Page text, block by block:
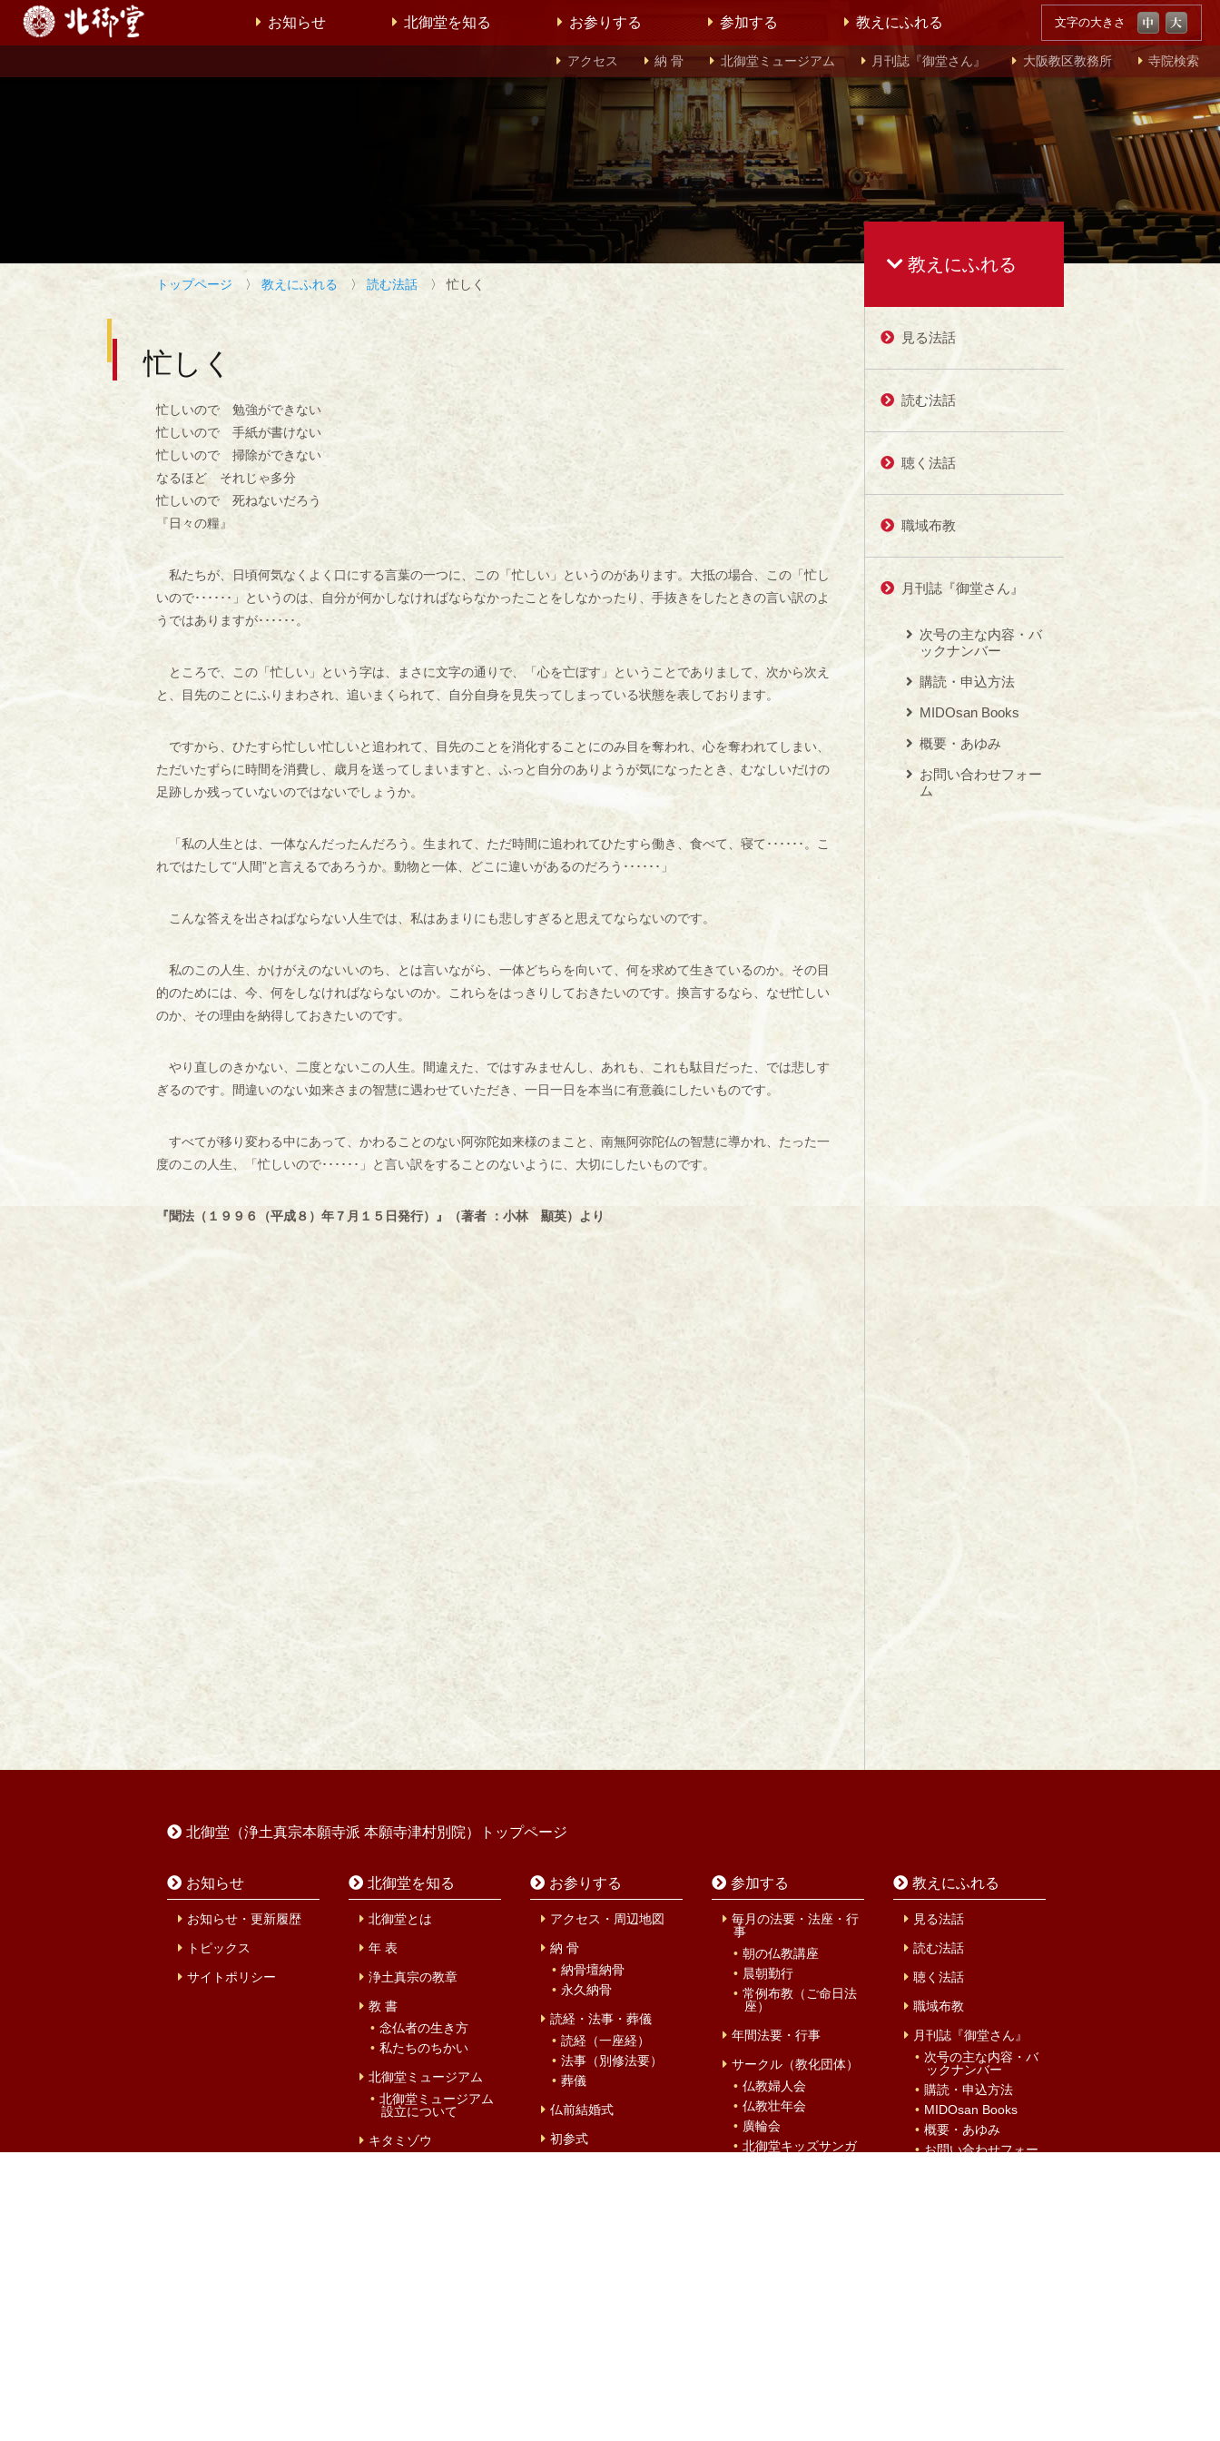
文字の大きさ
お知らせ 北御堂を知る お参りする 参加する 教えにふれる
アクセス 納 骨 北御堂ミュージアム 月刊誌『御堂さん』 大阪教区教務所 寺院検索
トップページ 〉 教えにふれる 〉 読む法話 〉 忙しく
忙しく
忙しいので 勉強ができない
忙しいので 手紙が書けない
忙しいので 掃除ができない
なるほど それじゃ多分
忙しいので 死ねないだろう
『日々の糧』
私たちが、日頃何気なくよく口にする言葉の一つに、この「忙しい」というのがあります。大抵の場合、この「忙し
いので･･････」というのは、自分が何かしなければならなかったことをしなかったり、手抜きをしたときの言い訳のよ
うではありますが･･････。
ところで、この「忙しい」という字は、まさに文字の通りで、「心を亡ぼす」ということでありまして、次から次え
と、目先のことにふりまわされ、追いまくられて、自分自身を見失ってしまっている状態を表しております。
ですから、ひたすら忙しい忙しいと追われて、目先のことを消化することにのみ目を奪われ、心を奪われてしまい、
ただいたずらに時間を消費し、歳月を送ってしまいますと、ふっと自分のありようが気になったとき、むなしいだけの
足跡しか残っていないのではないでしょうか。
「私の人生とは、一体なんだったんだろう。生まれて、ただ時間に追われてひたすら働き、食べて、寝て･･････。こ
れではたして“人間”と言えるであろうか。動物と一体、どこに違いがあるのだろう･･････」
こんな答えを出さねばならない人生では、私はあまりにも悲しすぎると思えてならないのです。
私のこの人生、かけがえのないいのち、とは言いながら、一体どちらを向いて、何を求めて生きているのか。その目
的のためには、今、何をしなければならないのか。これらをはっきりしておきたいのです。換言するなら、なぜ忙しい
のか、その理由を納得しておきたいのです。
やり直しのきかない、二度とないこの人生。間違えた、ではすみませんし、あれも、これも駄目だった、では悲しす
ぎるのです。間違いのない如来さまの智慧に遇わせていただき、一日一日を本当に有意義にしたいものです。
すべてが移り変わる中にあって、かわることのない阿弥陀如来様のまこと、南無阿弥陀仏の智慧に導かれ、たった一
度のこの人生、「忙しいので･･････」と言い訳をすることのないように、大切にしたいものです。
『聞法（１９９６（平成８）年７月１５日発行）』（著者 ：小林 顯英）より
教えにふれる
見る法話
読む法話
聴く法話
職域布教
月刊誌『御堂さん』
次号の主な内容・バ
ックナンバー
購読・申込方法
MIDOsan Books
概要・あゆみ
お問い合わせフォー
ム
北御堂（浄土真宗本願寺派 本願寺津村別院）トップページ
お知らせ
お知らせ・更新履歴
トピックス
サイトポリシー
北御堂を知る
北御堂とは
年 表
浄土真宗の教章
教 書
念仏者の生き方
私たちのちかい
北御堂ミュージアム
北御堂ミュージアム
設立について
キタミゾウ
お参りする
アクセス・周辺地図
納 骨
納骨壇納骨
永久納骨
読経・法事・葬儀
読経（一座経）
法事（別修法要）
葬儀
仏前結婚式
初参式
参加する
毎月の法要・法座・行
事
朝の仏教講座
晨朝勤行
常例布教（ご命日法
座）
年間法要・行事
サークル（教化団体）
仏教婦人会
仏教壮年会
廣輪会
北御堂キッズサンガ
教えにふれる
見る法話
読む法話
聴く法話
職域布教
月刊誌『御堂さん』
次号の主な内容・バ
ックナンバー
購読・申込方法
MIDOsan Books
概要・あゆみ
お問い合わせフォー